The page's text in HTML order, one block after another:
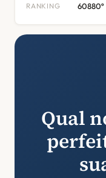
RANKING
Qual